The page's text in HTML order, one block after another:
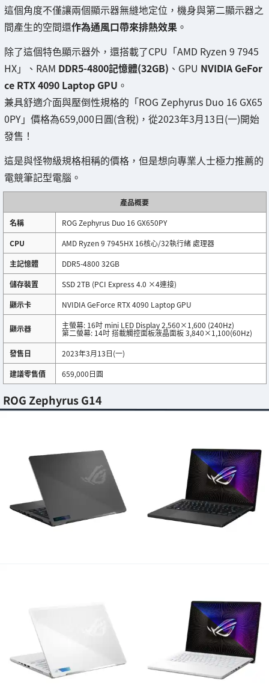
這個角度不僅讓兩個顯示器無縫地定位，機身與第二顯示器之
間產生的空間還作為通風口帶來排熱效果 。
除了這個特色顯示器外，還搭載了CPU「AMD Ryzen 9 7945
HX」、RAM DDR5-4800記憶體(32GB) 、GPU NVIDIA GeFor
ce RTX 4090 Laptop GPU 。
兼具舒適介面與壓倒性規格的「ROG Zephyrus Duo 16 GX65
0PY」價格為659,000日圓(含稅)，從2023年3月13日(一)開始
發售！
這是與怪物級規格相稱的價格，但是想向專業人士極力推薦的
電競筆記型電腦。
產品概要
名稱
ROG Zephyrus Duo 16 GX650PY
CPU
AMD Ryzen 9 7945HX 16核心/32執行緒 處理器
主記憶體
DDR5-4800 32GB
儲存裝置
SSD 2TB (PCI Express 4.0 ×4連接)
顯示卡
NVIDIA GeForce RTX 4090 Laptop GPU
顯示器 主螢幕: 16吋 mini LED Display 2,560×1,600 (240Hz)
第二螢幕: 14吋 搭載觸控面板液晶面板 3,840×1,100(60Hz)
發售日
2023年3月13日(一)
建議零售價
659,000日圓
ROG Zephyrus G14